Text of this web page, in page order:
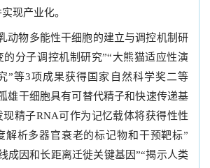
现产业化。
动物多能性干细胞的建立与调控机制研
的分子调控机制研究”“大熊猫适应性演
”等3项成果获得国家自然科学奖二等
雄干细胞具有可替代精子和快速传递基
现精子RNA可作为记忆载体将获得性性
解析多器官衰老的标记物和干预靶标”
成因和长距离迁徙关键基因”“揭示人类